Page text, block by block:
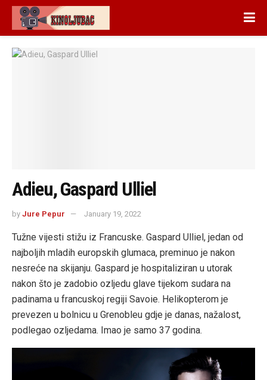
Adieu, Gaspard Ulliel
by Jure Pepur January 19, 2022
Tužne vijesti stižu iz Francuske. Gaspard Ulliel, jedan od
najboljih mladih europskih glumaca, preminuo je nakon
nesreće na skijanju. Gaspard je hospitaliziran u utorak
nakon što je zadobio ozljedu glave tijekom sudara na
padinama u francuskoj regiji Savoie. Helikopterom je
prevezen u bolnicu u Grenobleu gdje je danas, nažalost,
podlegao ozljedama. Imao je samo 37 godina.